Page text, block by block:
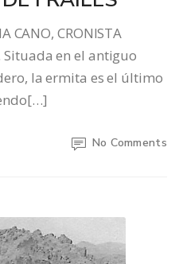
CANO, CRONISTA
Situada en el antiguo
la ermita es el último
No Comments